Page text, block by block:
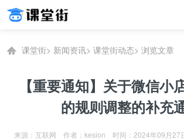
课堂街> 新闻资讯> 课堂街动态> 浏览文章
【重要通知】关于微信小
的规则调整的补充
来源：互联网 作者：kesion 时间：2024年09月27